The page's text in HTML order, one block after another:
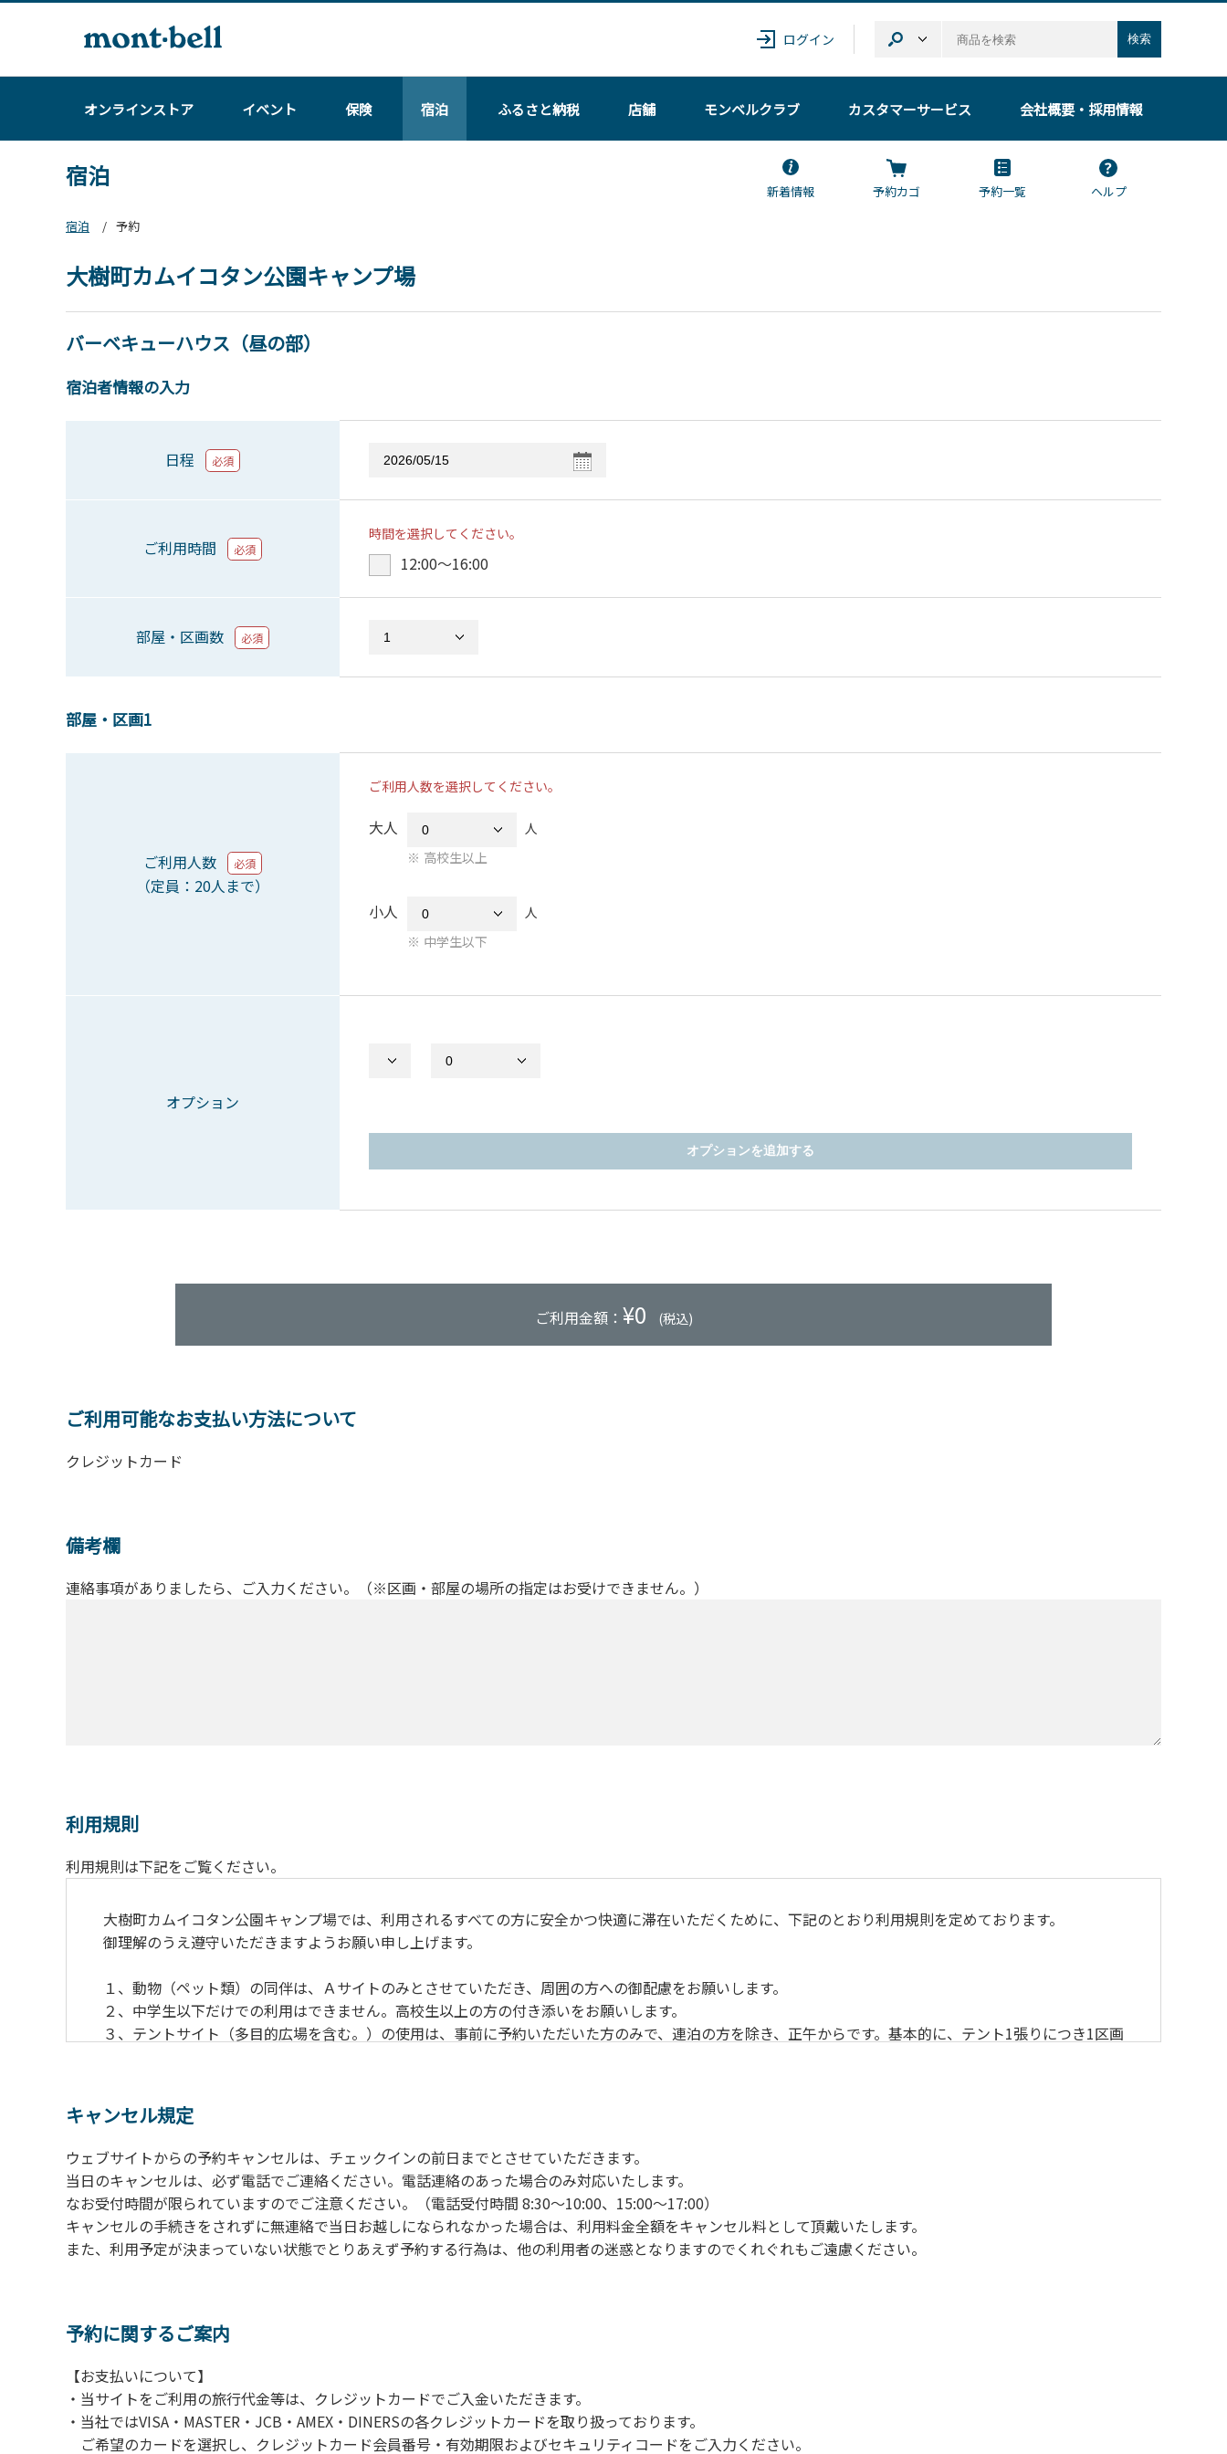
ログイン 検索
オンラインストア イベント 保険 宿泊 ふるさと納税 店舗 モンベルクラブ カスタマーサービス 会社概要・採用情報
宿泊
新着情報 予約カゴ 予約一覧
ヘルプ
宿泊
予約
大樹町カムイコタン公園キャンプ場
バーベキューハウス（昼の部）
宿泊者情報の入力
日程 必須
ご利用時間 必須
時間を選択してください。
12:00〜16:00
部屋・区画数 必須
部屋・区画1
ご利用人数 必須
（定員：20人まで）
ご利用人数を選択してください。
大人
人
高校生以上
小人
人
中学生以下
オプション
オプションを追加する
ご利用金額： ¥0 (税込)
ご利用可能なお支払い方法について
クレジットカード
備考欄
連絡事項がありましたら、ご入力ください。（※区画・部屋の場所の指定はお受けできません。）
利用規則
利用規則は下記をご覧ください。
大樹町カムイコタン公園キャンプ場では、利用されるすべての方に安全かつ快適に滞在いただくために、下記のとおり利用規則を定めております。
御理解のうえ遵守いただきますようお願い申し上げます。
１、動物（ペット類）の同伴は、Ａサイトのみとさせていただき、周囲の方への御配慮をお願いします。
２、中学生以下だけでの利用はできません。高校生以上の方の付き添いをお願いします。
３、テントサイト（多目的広場を含む。）の使用は、事前に予約いただいた方のみで、連泊の方を除き、正午からです。基本的に、テント1張りにつき1区画
４、車両は、荷物の積み下ろし時以外は、駐車場にとめてください。
５、チェックアウトは、午前10時まで（日帰り使用の場合は午後5時まで）です。チェックインの手続きを行っていない方や使用人数が増えた場合は、必ず
手続きを行ってください。
６、ゴミは分別されたもののみ回収します。午前8時30分から午前10時までの間にゴミステーションに出してください。日帰り使用の方及び午前７時30分前
にチェックアウトする方は、お持ち帰りをお願いします。
【禁止事項】
カラオケ、発電機、地面での直火による焚き火、キャンプファイヤー、打ち上げ式花火、テントサウナの設置
当キャンプ場のそばを流れる歴舟川は、上流で雨が降ると短時間で増水し、川原で遊んでいると大変危険な状態になりやすく、過去にも増水により人が流
（１）川原にテントやタープを張らない。
（２）雨が降ったときは川原で遊ばない。
（３）カムイコタン公園キャンプ場で雨が降らなくても、上流で雨が降り急に増水することがあるので、水の濁りに注意し、濁り始めたときには直ちに川原
での遊びを中止する。
キャンセル規定
ウェブサイトからの予約キャンセルは、チェックインの前日までとさせていただきます。
当日のキャンセルは、必ず電話でご連絡ください。電話連絡のあった場合のみ対応いたします。
なお受付時間が限られていますのでご注意ください。（電話受付時間 8:30～10:00、15:00～17:00）
キャンセルの手続きをされずに無連絡で当日お越しになられなかった場合は、利用料金全額をキャンセル料として頂戴いたします。
また、利用予定が決まっていない状態でとりあえず予約する行為は、他の利用者の迷惑となりますのでくれぐれもご遠慮ください。
予約に関するご案内
【お支払いについて】
・当サイトをご利用の旅行代金等は、クレジットカードでご入金いただきます。
・当社ではVISA・MASTER・JCB・AMEX・DINERSの各クレジットカードを取り扱っております。
ご希望のカードを選択し、クレジットカード会員番号・有効期限およびセキュリティコードをご入力ください。